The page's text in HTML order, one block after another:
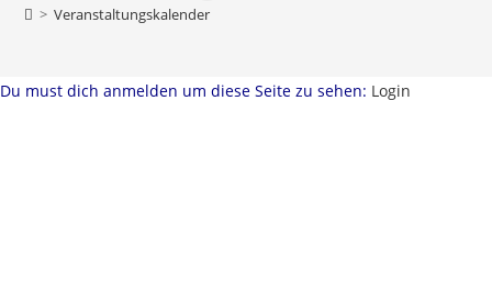
> Veranstaltungskalender
Du must dich anmelden um diese Seite zu sehen: Login